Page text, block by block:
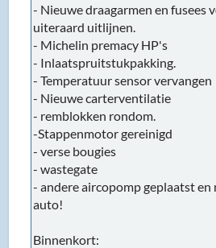
- Nieuwe draagarmen en fusees
uiteraard uitlijnen.
- Michelin premacy HP's
- Inlaatspruitstukpakking.
- Temperatuur sensor vervangen
- Nieuwe carterventilatie
- remblokken rondom.
-Stappenmotor gereinigd
- verse bougies
- wastegate
- andere aircopomp geplaatst en
auto!
Binnenkort: